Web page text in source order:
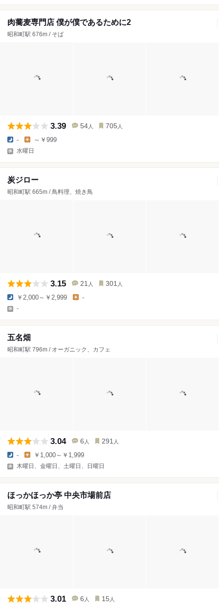
肉蕎麦専門店 僕が僕であるために2
昭和町駅 676m / そば
3.39 54 人 705 人
- ～￥999
水曜日
炭ジロー
昭和町駅 665m / 鳥料理、焼き鳥
3.15 21 人 301 人
￥2,000～￥2,999 -
-
五名畑
昭和町駅 796m / オーガニック、カフェ
3.04 6 人 291 人
- ￥1,000～￥1,999
木曜日、金曜日、土曜日、日曜日
ほっかほっか亭 中央市場前店
昭和町駅 574m / 弁当
3.01 6 人 15 人